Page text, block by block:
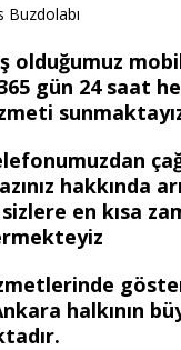
Buzdolabı
olduğumuz
gün 24 saat
hakkında
en kısa
halkının